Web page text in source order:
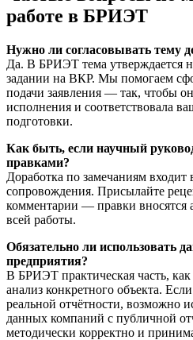
работе в БРИЭТ
Нужно ли согласовывать тему
Да. В БРИЭТ тема утверждается
задании на ВКР. Мы помогаем
подачи заявления — так, чтобы
исполнения и соответствовала
подготовки.
Как быть, если научный
правками?
Доработка по замечаниям
сопровождения. Присылайте
комментарии — правки вносятся
всей работы.
Обязательно ли использовать
предприятия?
В БРИЭТ практическая часть, как
анализ конкретного объекта.
реальной отчётности, возможно
данных компаний с публичной
методически корректно и